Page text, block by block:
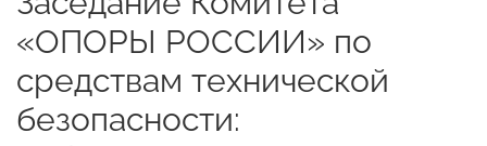
«ОПОРЫ РОССИИ» по
средствам технической
безопасности: